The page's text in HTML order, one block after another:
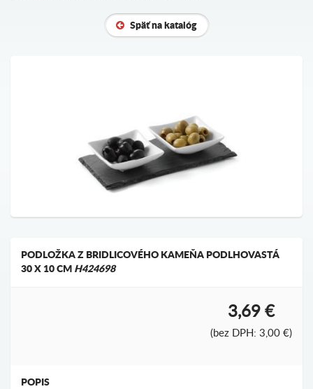
Späť na katalóg
PODLOŽKA Z BRIDLICOVÉHO KAMEŇA PODLHOVASTÁ
30 X 10 CM H424698
3,69 €
(bez DPH: 3,00 €)
POPIS